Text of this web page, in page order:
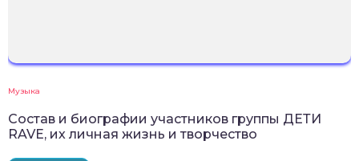
Музыка
Состав и биографии участников группы ДЕТИ
RAVE, их личная жизнь и творчество